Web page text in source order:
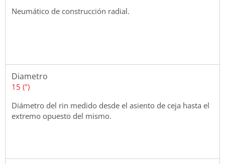
Neumático de construcción radial.
Diametro
15 (")
Diámetro del rin medido desde el asiento de ceja hasta el
extremo opuesto del mismo.